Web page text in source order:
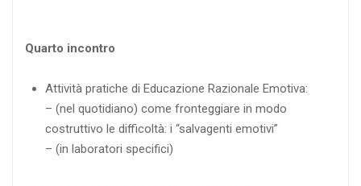
Quarto incontro
Attività pratiche di Educazione Razionale Emotiva:
– (nel quotidiano) come fronteggiare in modo
costruttivo le difficoltà: i “salvagenti emotivi”
– (in laboratori specifici)